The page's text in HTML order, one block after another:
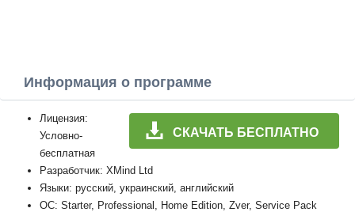
Информация о программе
СКАЧАТЬ БЕСПЛАТНО
Лицензия:
Условно-
бесплатная
Разработчик: XMind Ltd
Языки: русский, украинский, английский
ОС: Starter, Professional, Home Edition, Zver, Service Pack